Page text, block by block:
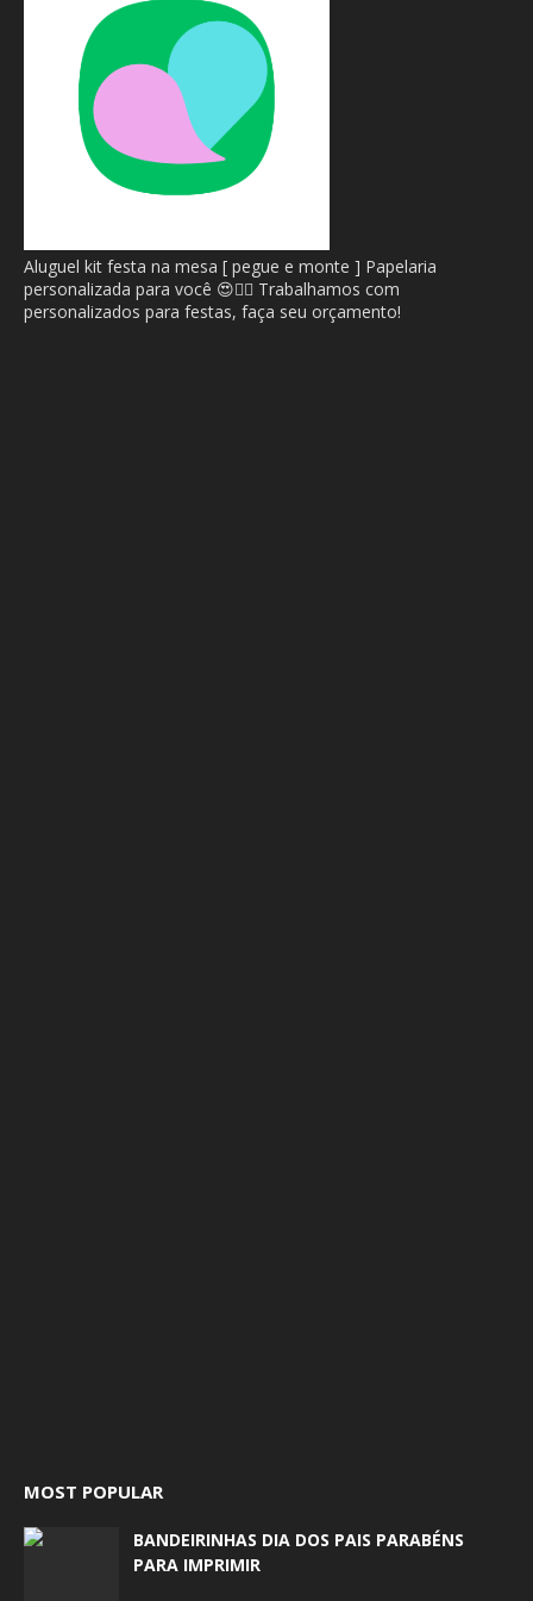
Aluguel kit festa na mesa [ pegue e monte ] Papelaria
personalizada para você 😍🙂‍↔️ Trabalhamos com
personalizados para festas, faça seu orçamento!
MOST POPULAR
BANDEIRINHAS DIA DOS PAIS PARABÉNS
PARA IMPRIMIR